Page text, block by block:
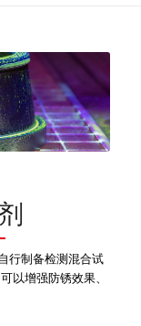
行制备检测混合试
以增强防锈效果、